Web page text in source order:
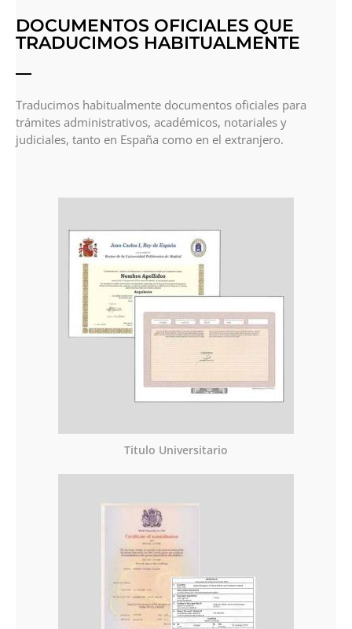
DOCUMENTOS OFICIALES QUE
TRADUCIMOS HABITUALMENTE
Traducimos habitualmente documentos oficiales para
trámites administrativos, académicos, notariales y
judiciales, tanto en España como en el extranjero.
Titulo Universitario